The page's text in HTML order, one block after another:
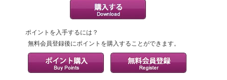
ポイントを入手するには？
無料会員登録後にポイントを購入することができます。